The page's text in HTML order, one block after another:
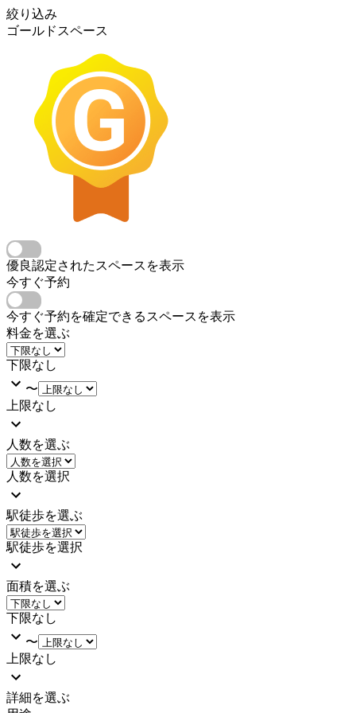
絞り込み
ゴールドスペース
優良認定されたスペースを表示
今すぐ予約
今すぐ予約を確定できるスペースを表示
料金を選ぶ
下限なし
〜
上限なし
人数を選ぶ
人数を選択
駅徒歩を選ぶ
駅徒歩を選択
面積を選ぶ
下限なし
〜
上限なし
詳細を選ぶ